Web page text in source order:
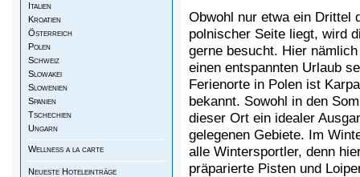
Italien
Kroatien
Österreich
Polen
Schweiz
Slowakei
Slowenien
Spanien
Tschechien
Ungarn
Wellness a la carte
Neueste Hoteleinträge
Obwohl nur etwa ein Drittel
polnischer Seite liegt, wird
gerne besucht. Hier
einen entspannten Urlaub
Ferienorte in Polen ist
bekannt. Sowohl in den
dieser Ort ein idealer
gelegenen Gebiete. Im
alle Wintersportler, denn
präparierte Pisten und